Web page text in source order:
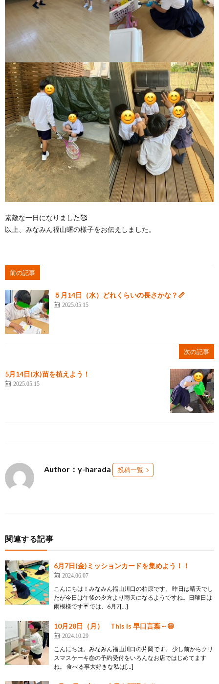
素敵な一日になりました🥰
以上、みなみん福山曙の様子をお伝えしました。
前の記事
５月14日（水）どれくらいの長さかな？📏
2025.05.15
次の記事
5月14日(水)苗を植えよう！
2025.05.15
Author：y-harada 投稿一覧
関連する記事
6月7日(金)ミッションカードを集めよう！！
2024.06.07
こんにちは！みなみん福山川口の柏原です。 昨日は晴天でし
たが今日は午後の夕方より雨天になるようですね。日曜日は
雨模様です☔ では、6月7[…]
10月28日（月） This is 早口言葉～😆
2024.10.29
こんにちは。みなみん福山川口の片岡です。 少し前からクリ
スマスケーキ🎂の予約受付をいろんなお店ではじめてます
ね。 食べる事大好きな私は[…]